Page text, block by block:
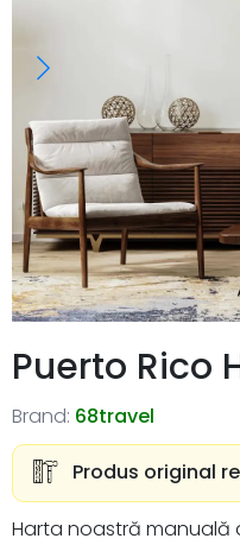
Puerto Rico
Brand: 68travel
Produs original
Harta noastră manuală